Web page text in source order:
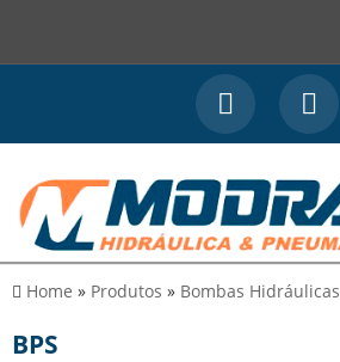
Home » Produtos » Bombas Hidráulicas
BPS